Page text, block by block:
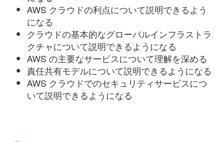
AWS クラウドの利点について説明できるよう
になる
クラウドの基本的なグローバルインフラストラ
クチャについて説明できるようになる
AWS の主要なサービスについて理解を深める
責任共有モデルについて説明できるようになる
AWS クラウドでのセキュリティサービスにつ
いて説明できるようになる